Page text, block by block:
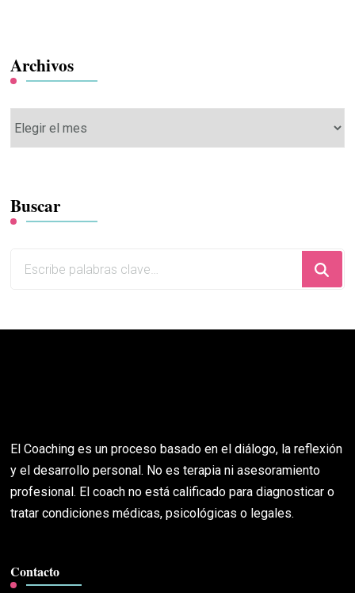
Archivos
Buscar
El Coaching es un proceso basado en el diálogo, la reflexión
y el desarrollo personal. No es terapia ni asesoramiento
profesional. El coach no está calificado para diagnosticar o
tratar condiciones médicas, psicológicas o legales.
Contacto